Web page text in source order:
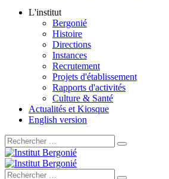
L'institut
Bergonié
Histoire
Directions
Instances
Recrutement
Projets d'établissement
Rapports d'activités
Culture & Santé
Actualités et Kiosque
English version
Rechercher :
Rechercher :